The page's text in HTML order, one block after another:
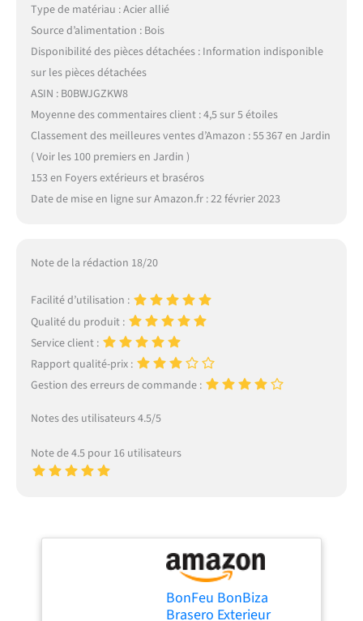
Type de matériau : Acier allié
Source d’alimentation : Bois
Disponibilité des pièces détachées : Information indisponible
sur les pièces détachées
ASIN : B0BWJGZKW8
Moyenne des commentaires client : 4,5 sur 5 étoiles
Classement des meilleures ventes d’Amazon : 55 367 en Jardin
( Voir les 100 premiers en Jardin )
153 en Foyers extérieurs et braséros
Date de mise en ligne sur Amazon.fr : 22 février 2023
Note de la rédaction 18/20
Facilité d’utilisation :
Qualité du produit :
Service client :
Rapport qualité-prix :
Gestion des erreurs de commande :
Notes des utilisateurs 4.5/5
Note de 4.5 pour 16 utilisateurs
BonFeu BonBiza
Brasero Exterieur